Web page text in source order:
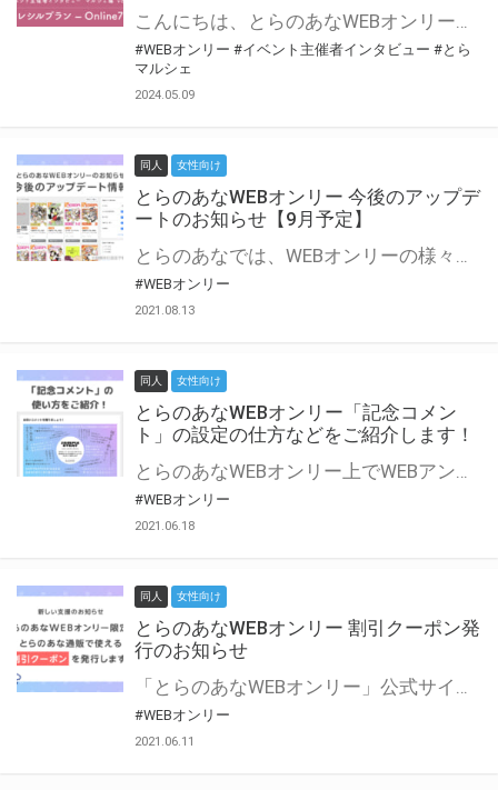
こんにちは、とらのあなWEBオンリー運営スタッフです。 新たにお届けする、イベント主催者インタビュー-マルシェ編-は、 とらのあなWEBオンリー「マルシェ」をご利用した主催様に 「マルシェ」を使って開催した感想や心がけをお聞きする企画です。 今回は、WEBオンリー開催7回目迎えた「マレシルプラン – Online7 –」より、 主催の玉川うた様にお話を伺いました。 ▼マレシルプランのインタビュー前回記事 「イベント主催者インタビュー vol.6」はこちら 協力：玉川うた様（マレシルプラン実行委員会 代表）／イベント公式Twitter（@mallesil_plan） とらのあなWEBオンリー「マルシェ」とは？ WEBオンリーでリアルタイムでコミュニケーションがとれるオンライン会場です。
#WEBオンリー #イベント主催者インタビュー #とら
マルシェ
2024.05.09
同人 女性向け
とらのあなWEBオンリー 今後のアップデ
ートのお知らせ【9月予定】
とらのあなでは、WEBオンリーの様々な支援を実施しています。 今回は2021年9月に実装を予定しているアップデート情報についてご紹介いたします。 とらのあなWEBオンリーサイトはこちら
#WEBオンリー
2021.08.13
同人 女性向け
とらのあなWEBオンリー「記念コメン
ト」の設定の仕方などをご紹介します！
とらのあなWEBオンリー上でWEBアンソロジーが作成できる「記念コメント」について、その使い方や作成手順を解説します！ 支援タイプを「サークル参加型」「サークル参加型・マルシェ(イベント会場)機能付き」でお申し込みいただいている主催者様はぜひご活用ください♪ とらのあなWEBオンリーサイトはこちら
#WEBオンリー
2021.06.18
同人 女性向け
とらのあなWEBオンリー 割引クーポン発
行のお知らせ
「とらのあなWEBオンリー」公式サイトでとらのあな通販の「割引クーポン」を配布中！ イベントごとに開催当日限定で使える割引クーポンのシリアルコードを発行します。 とらのあなWEBオンリーのページをチェックして、イベント当日にお得にお買い物を楽しみましょう♪ ※本キャンペーンは予告なく終了する場合がございます。 とらのあなWEBオンリーサイトはこちら
#WEBオンリー
2021.06.11